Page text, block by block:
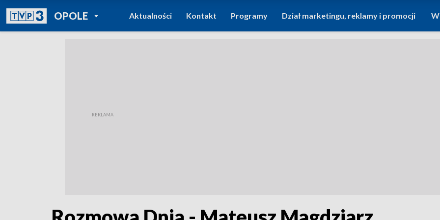
OPOLEPOWRÓT DO
TVP REGIONY
Aktualności Kontakt Programy Dział marketingu, reklamy i promocji